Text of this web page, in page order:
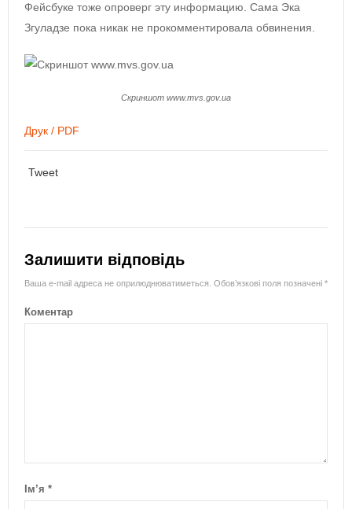
Фейсбуке тоже опроверг эту информацию. Сама Эка
Згуладзе пока никак не прокомментировала обвинения.
Скриншот www.mvs.gov.ua
Друк / PDF
Tweet
Залишити відповідь
Ваша e-mail адреса не оприлюднюватиметься. Обов’язкові поля позначені *
Коментар
Ім’я *